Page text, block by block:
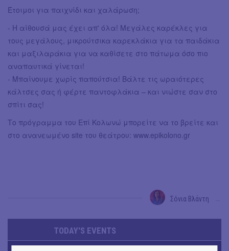
Έτοιμοι για παιχνίδι και χαλάρωση;
- Η αίθουσά μας έχει απ' όλα! Μεγάλες καρέκλες για
τους μεγάλους, μικρούτσικα καρεκλάκια για τα παιδάκια
και μαξιλαράκια για να καθίσετε στο πάτωμα όσο πιο
αναπαυτικά γίνεται!
- Μπαίνουμε χωρίς παπούτσια! Βάλτε τις ωραιότερες
κάλτσες σας ή φέρτε παντοφλάκια – και νιώστε σαν στο
σπίτι σας!
Το πρόγραμμα του Επί Κολωνώ μπορείτε να το βρείτε και
στο ανανεωμένο site του θεάτρου: www.epikolono.gr
Σόνια Βλάντη
TODAY'S EVENTS